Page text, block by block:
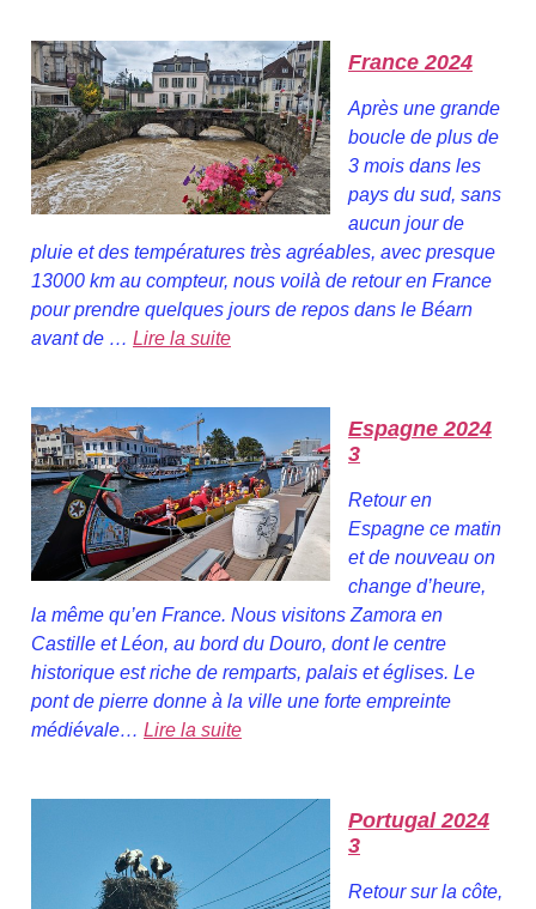
France 2024
Après une grande
boucle de plus de
3 mois dans les
pays du sud, sans
aucun jour de
pluie et des températures très agréables, avec presque
13000 km au compteur, nous voilà de retour en France
pour prendre quelques jours de repos dans le Béarn
avant de … Lire la suite
Espagne 2024
3
Retour en
Espagne ce matin
et de nouveau on
change d’heure,
la même qu’en France. Nous visitons Zamora en
Castille et Léon, au bord du Douro, dont le centre
historique est riche de remparts, palais et églises. Le
pont de pierre donne à la ville une forte empreinte
médiévale… Lire la suite
Portugal 2024
3
Retour sur la côte,